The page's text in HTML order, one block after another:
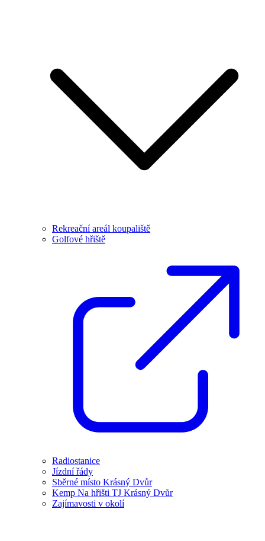
Rekreační areál koupaliště
Golfové hřiště
Radiostanice
Jízdní řády
Sběrné místo Krásný Dvůr
Kemp Na hřišti TJ Krásný Dvůr
Zajímavosti v okolí